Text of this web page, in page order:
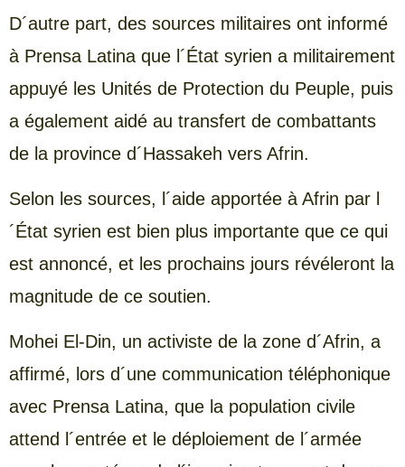
D´autre part, des sources militaires ont informé
à Prensa Latina que l´État syrien a militairement
appuyé les Unités de Protection du Peuple, puis
a également aidé au transfert de combattants
de la province d´Hassakeh vers Afrin.
Selon les sources, l´aide apportée à Afrin par l
´État syrien est bien plus importante que ce qui
est annoncé, et les prochains jours révéleront la
magnitude de ce soutien.
Mohei El-Din, un activiste de la zone d´Afrin, a
affirmé, lors d´une communication téléphonique
avec Prensa Latina, que la population civile
attend l´entrée et le déploiement de l´armée